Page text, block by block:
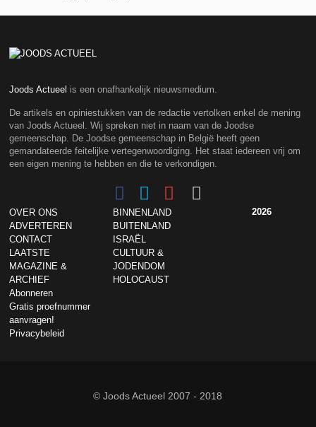
Joods Actueel is een onafhankelijk nieuwsmedium.
De artikels en opiniestukken van de redactie vertolken enkel de mening
van Joods Actueel. Wij spreken niet in naam van de Joodse
gemeenschap. De Joodse gemeenschap in België heeft geen
gemandateerde feitelijke vertegenwoordiging. Het staat iedereen vrij om
een eigen mening te hebben en die te verkondigen.
OVER ONS
ADVERTEREN
CONTACT
LAATSTE
MAGAZINE &
ARCHIEF
Abonneren
Gratis proefnummer
aanvragen!
Privacybeleid
BINNENLAND
BUITENLAND
ISRAËL
CULTUUR &
JODENDOM
HOLOCAUST
2026
© Joods Actueel 2007 - 2018